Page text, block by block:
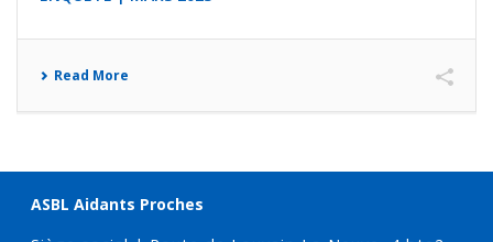
Read More
ASBL Aidants Proches